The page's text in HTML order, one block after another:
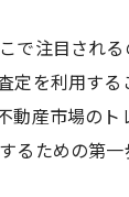
で注目され
定を利用する
動産市場のト
るための第